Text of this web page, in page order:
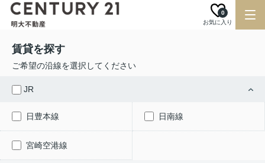
お気に入り
0
賃貸を探す
ご希望の沿線を選択してください
JR
日豊本線 日南線
宮崎空港線